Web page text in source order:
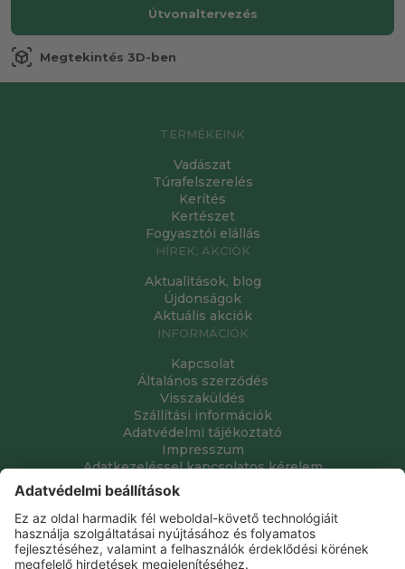
Útvonaltervezés
view_in_ar Megtekintés 3D-ben
TERMÉKEINK
Vadászat
Túrafelszerelés
Kerítés
Kertészet
Fogyasztói elállás
HÍREK, AKCIÓK
Aktualitások, blog
Újdonságok
Aktuális akciók
INFORMÁCIÓK
Kapcsolat
Általános szerződés
Visszaküldés
Szállítási információk
Adatvédelmi tájékoztató
Impresszum
Adatkezeléssel kapcsolatos kérelem